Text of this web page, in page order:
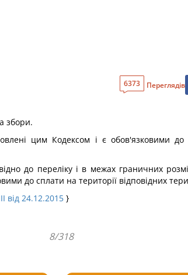
6373 Переглядів
збори.
цим Кодексом і є обов'язковими до
до переліку і в межах граничних
до сплати на території відповідних
від 24.12.2015 }
8/318